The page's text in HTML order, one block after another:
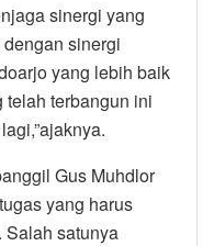
sinergi yang
sinergi
yang lebih baik
telah terbangun ini
Gus Muhdlor
yang harus
Salah satunya